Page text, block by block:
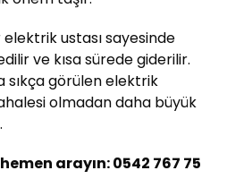
ustası sayesinde
ve kısa sürede giderilir.
sıkça görülen elektrik
olmadan daha büyük
arayın: 0542 767 75